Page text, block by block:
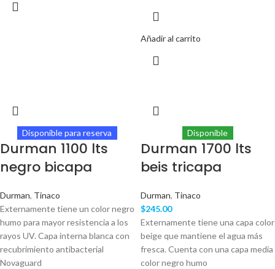
Añadir al carrito
Disponible para reserva
Durman 1100 lts
negro bicapa
Durman, Tinaco
Externamente tiene un color negro
humo para mayor resistencia a los
rayos UV. Capa interna blanca con
recubrimiento antibacterial
Novaguard
Disponible
Durman 1700 lts
beis tricapa
Durman, Tinaco
$245.00
Externamente tiene una capa color
beige que mantiene el agua más
fresca. Cuenta con una capa media
color negro humo